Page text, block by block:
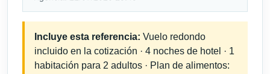
Incluye esta referencia: Vuelo redondo
incluido en la cotización · 4 noches de hotel · 1
habitación para 2 adultos · Plan de alimentos: